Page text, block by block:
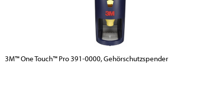
3M™ One Touch™ Pro 391-0000, Gehörschutzspender